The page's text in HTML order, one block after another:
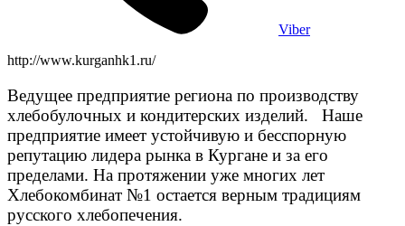
Viber
http://www.kurganhk1.ru/
Ведущее предприятие региона по производству
хлебобулочных и кондитерских изделий. Наше
предприятие имеет устойчивую и бесспорную
репутацию лидера рынка в Кургане и за его
пределами. На протяжении уже многих лет
Хлебокомбинат №1 остается верным традициям
русского хлебопечения.